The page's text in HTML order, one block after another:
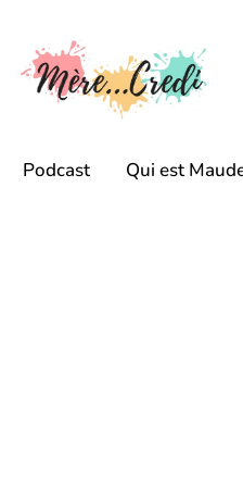
Podcast Qui est